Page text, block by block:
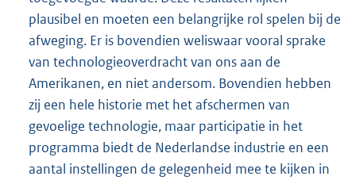
plausibel en moeten een belangrijke rol spelen bij de
afweging. Er is bovendien weliswaar vooral sprake
van technologieoverdracht van ons aan de
Amerikanen, en niet andersom. Bovendien hebben
zij een hele historie met het afschermen van
gevoelige technologie, maar participatie in het
programma biedt de Nederlandse industrie en een
aantal instellingen de gelegenheid mee te kijken in